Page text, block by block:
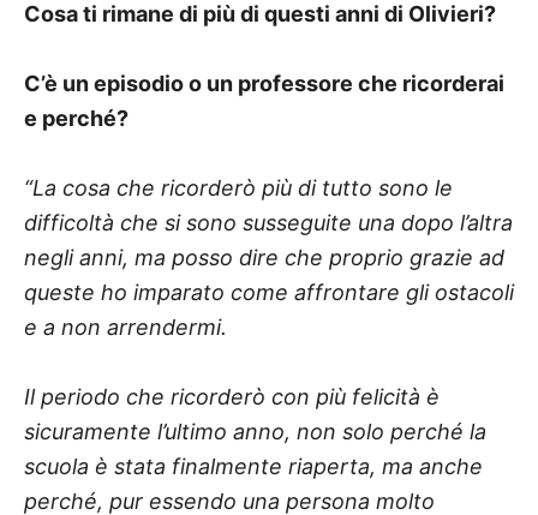
Cosa ti rimane di più di questi anni di Olivieri?
C’è un episodio o un professore che ricorderai
e perché?
“La cosa che ricorderò più di tutto sono le
difficoltà che si sono susseguite una dopo l’altra
negli anni, ma posso dire che proprio grazie ad
queste ho imparato come affrontare gli ostacoli
e a non arrendermi.
Il periodo che ricorderò con più felicità è
sicuramente l’ultimo anno, non solo perché la
scuola è stata finalmente riaperta, ma anche
perché, pur essendo una persona molto